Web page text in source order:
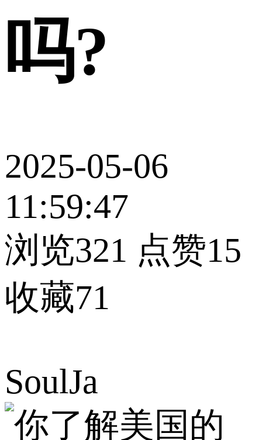
吗?
2025-05-06
11:59:47
浏览321 点赞15
收藏71
SoulJa